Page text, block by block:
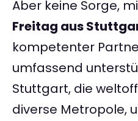
Aber keine Sorge,
Freitag aus
kompetenter
umfassend
Stuttgart, die
diverse Metropole,